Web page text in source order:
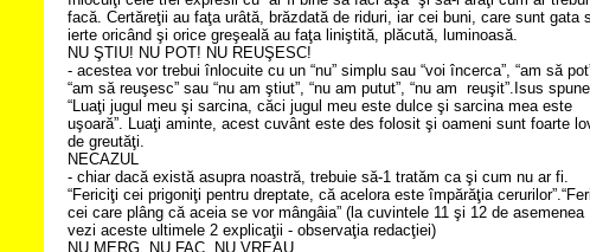
facă. Certăreţii au faţa urâtă, brăzdată de riduri, iar cei buni, care sunt gata
ierte oricând şi orice greşeală au faţa liniştită, plăcută, luminoasă.
NU ŞTIU! NU POT! NU REUŞESC!
- acestea vor trebui înlocuite cu un “nu” simplu sau “voi încerca”, “am să
“am să reuşesc” sau “nu am ştiut”, “nu am putut”, “nu am reuşit”.Isus spune
“Luaţi jugul meu şi sarcina, căci jugul meu este dulce şi sarcina mea este
uşoară”. Luaţi aminte, acest cuvânt este des folosit şi oameni sunt foarte
de greutăţi.
NECAZUL
- chiar dacă există asupra noastră, trebuie să-1 tratăm ca şi cum nu ar fi.
“Fericiţi cei prigoniţi pentru dreptate, că acelora este împărăţia
cei care plâng că aceia se vor mângâia” (la cuvintele 11 şi 12 de asemenea
vezi aceste ultimele 2 explicaţii - observaţia redacţiei)
NU MERG, NU FAC, NU VREAU